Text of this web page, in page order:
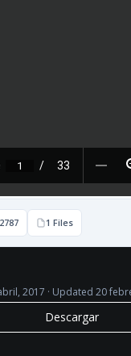
2787 1 Files
2017 · Updated 20
Descargar